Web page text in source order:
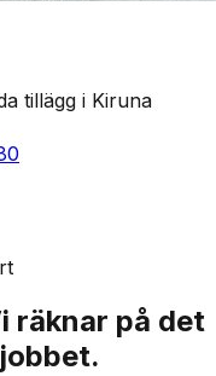
tillägg i Kiruna
räknar på det